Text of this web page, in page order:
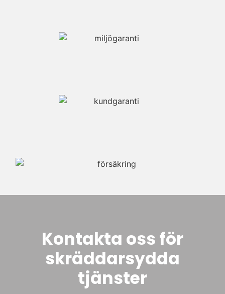
Kontakta oss för
skräddarsydda
tjänster